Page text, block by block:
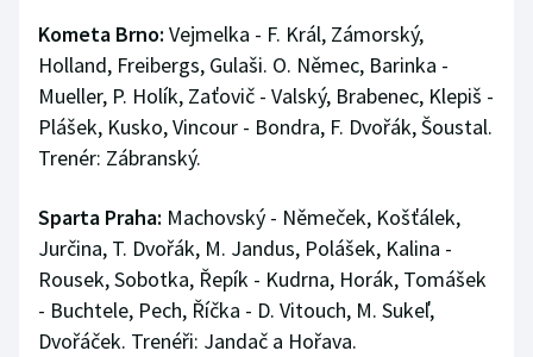
Kometa Brno: Vejmelka - F. Král, Zámorský,
Holland, Freibergs, Gulaši. O. Němec, Barinka -
Mueller, P. Holík, Zaťovič - Valský, Brabenec, Klepiš -
Plášek, Kusko, Vincour - Bondra, F. Dvořák, Šoustal.
Trenér: Zábranský.
Sparta Praha: Machovský - Němeček, Košťálek,
Jurčina, T. Dvořák, M. Jandus, Polášek, Kalina -
Rousek, Sobotka, Řepík - Kudrna, Horák, Tomášek
- Buchtele, Pech, Říčka - D. Vitouch, M. Sukeľ,
Dvořáček. Trenéři: Jandač a Hořava.